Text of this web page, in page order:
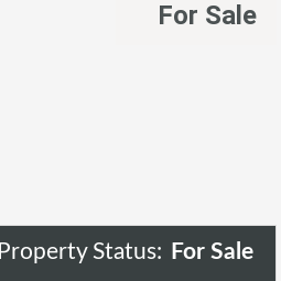
For Sale
Property Status: For Sale